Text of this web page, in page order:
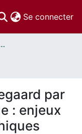
Se connecter
// uOttawa Theses
par
: enjeux